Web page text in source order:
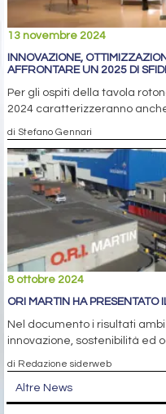
13 novembre 2024
INNOVAZIONE,
AFFRONTARE UN 2025 DI
Per gli ospiti della tavola
2024 caratterizzeranno
di Stefano Gennari
8 ottobre 2024
ORI MARTIN HA PRESENTATO
Nel documento i risultati
innovazione, sostenibilità ed
di Redazione siderweb
Altre News